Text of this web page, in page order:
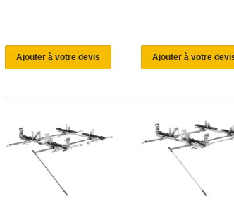
Ajouter à votre devis Ajouter à votre